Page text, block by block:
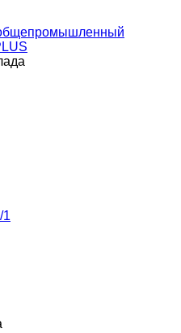
общепромышленный
1